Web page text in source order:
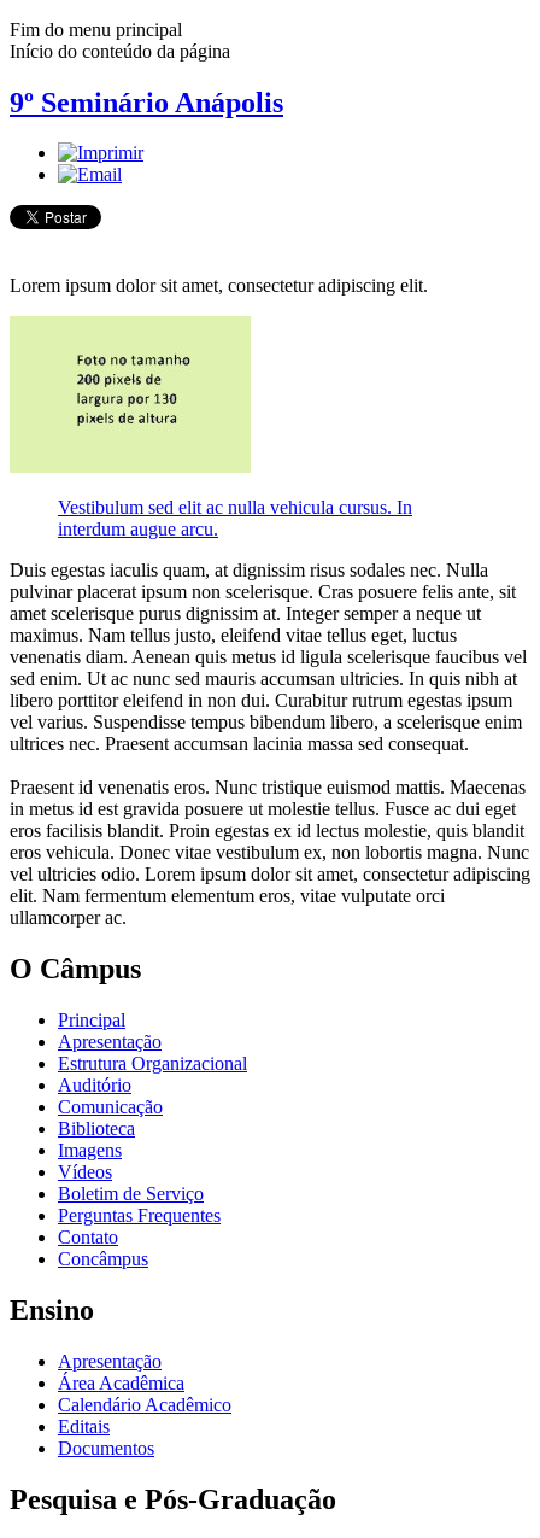
Fim do menu principal
Início do conteúdo da página
9º Seminário Anápolis
Lorem ipsum dolor sit amet, consectetur adipiscing elit.
Vestibulum sed elit ac nulla vehicula cursus. In
interdum augue arcu.
Duis egestas iaculis quam, at dignissim risus sodales nec. Nulla
pulvinar placerat ipsum non scelerisque. Cras posuere felis ante, sit
amet scelerisque purus dignissim at. Integer semper a neque ut
maximus. Nam tellus justo, eleifend vitae tellus eget, luctus
venenatis diam. Aenean quis metus id ligula scelerisque faucibus vel
sed enim. Ut ac nunc sed mauris accumsan ultricies. In quis nibh at
libero porttitor eleifend in non dui. Curabitur rutrum egestas ipsum
vel varius. Suspendisse tempus bibendum libero, a scelerisque enim
ultrices nec. Praesent accumsan lacinia massa sed consequat.
Praesent id venenatis eros. Nunc tristique euismod mattis. Maecenas
in metus id est gravida posuere ut molestie tellus. Fusce ac dui eget
eros facilisis blandit. Proin egestas ex id lectus molestie, quis blandit
eros vehicula. Donec vitae vestibulum ex, non lobortis magna. Nunc
vel ultricies odio. Lorem ipsum dolor sit amet, consectetur adipiscing
elit. Nam fermentum elementum eros, vitae vulputate orci
ullamcorper ac.
O Câmpus
Principal
Apresentação
Estrutura Organizacional
Auditório
Comunicação
Biblioteca
Imagens
Vídeos
Boletim de Serviço
Perguntas Frequentes
Contato
Concâmpus
Ensino
Apresentação
Área Acadêmica
Calendário Acadêmico
Editais
Documentos
Pesquisa e Pós-Graduação